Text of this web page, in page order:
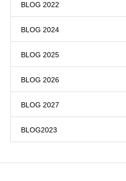
BLOG 2022
BLOG 2024
BLOG 2025
BLOG 2026
BLOG 2027
BLOG2023